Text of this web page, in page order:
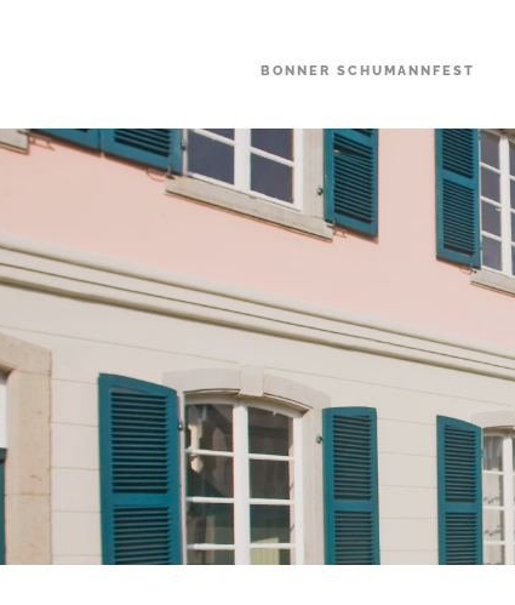
BONNER SCHUMANNFEST